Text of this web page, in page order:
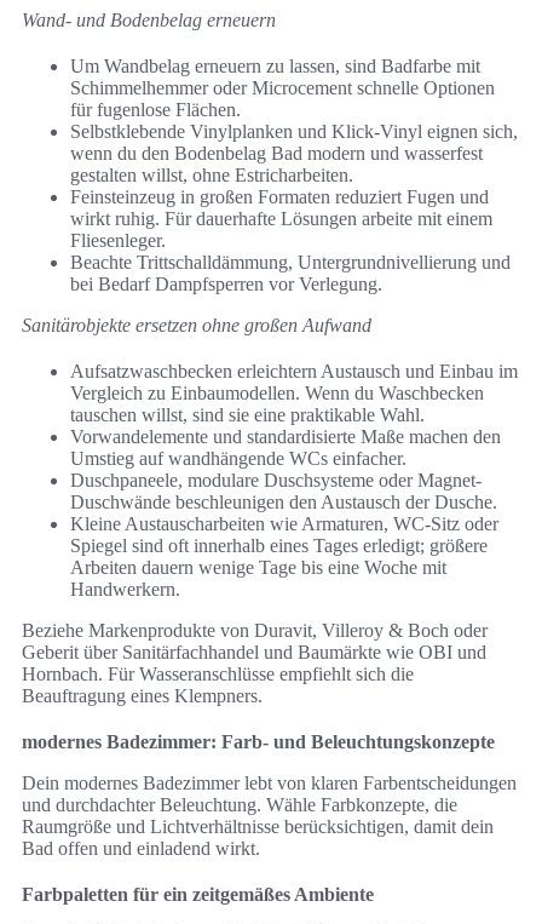
Wand- und Bodenbelag erneuern
Um Wandbelag erneuern zu lassen, sind Badfarbe mit
Schimmelhemmer oder Microcement schnelle Optionen
für fugenlose Flächen.
Selbstklebende Vinylplanken und Klick-Vinyl eignen sich,
wenn du den Bodenbelag Bad modern und wasserfest
gestalten willst, ohne Estricharbeiten.
Feinsteinzeug in großen Formaten reduziert Fugen und
wirkt ruhig. Für dauerhafte Lösungen arbeite mit einem
Fliesenleger.
Beachte Trittschalldämmung, Untergrundnivellierung und
bei Bedarf Dampfsperren vor Verlegung.
Sanitärobjekte ersetzen ohne großen Aufwand
Aufsatzwaschbecken erleichtern Austausch und Einbau im
Vergleich zu Einbaumodellen. Wenn du Waschbecken
tauschen willst, sind sie eine praktikable Wahl.
Vorwandelemente und standardisierte Maße machen den
Umstieg auf wandhängende WCs einfacher.
Duschpaneele, modulare Duschsysteme oder Magnet-
Duschwände beschleunigen den Austausch der Dusche.
Kleine Austauscharbeiten wie Armaturen, WC-Sitz oder
Spiegel sind oft innerhalb eines Tages erledigt; größere
Arbeiten dauern wenige Tage bis eine Woche mit
Handwerkern.
Beziehe Markenprodukte von Duravit, Villeroy & Boch oder
Geberit über Sanitärfachhandel und Baumärkte wie OBI und
Hornbach. Für Wasseranschlüsse empfiehlt sich die
Beauftragung eines Klempners.
modernes Badezimmer: Farb- und Beleuchtungskonzepte
Dein modernes Badezimmer lebt von klaren Farbentscheidungen
und durchdachter Beleuchtung. Wähle Farbkonzepte, die
Raumgröße und Lichtverhältnisse berücksichtigen, damit dein
Bad offen und einladend wirkt.
Farbpaletten für ein zeitgemäßes Ambiente